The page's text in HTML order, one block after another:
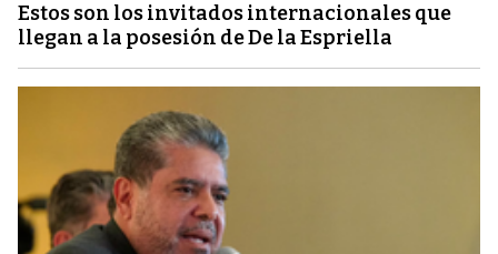
Estos son los invitados internacionales que
llegan a la posesión de De la Espriella